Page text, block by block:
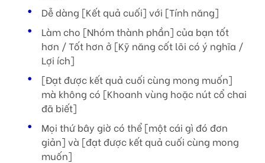
Dễ dàng [Kết quả cuối] với [Tính năng]
Làm cho [Nhóm thành phần] của bạn tốt
hơn / Tốt hơn ở [Kỹ năng cốt lõi có ý nghĩa /
Lợi ích]
[Đạt được kết quả cuối cùng mong muốn]
mà không có [Khoanh vùng hoặc nút cổ chai
đã biết]
Mọi thứ bây giờ có thể [một cái gì đó đơn
giản] và [đạt được kết quả cuối cùng mong
muốn]